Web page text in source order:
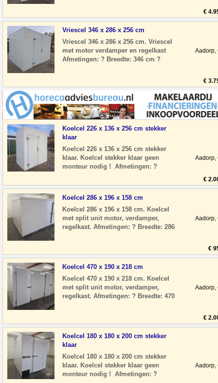
€
Vriescel 346 x 286 x 256 cm
Vriescel 346 x 286 x 256 cm. Vriescel
met motor verdamper en regelkast
Afmetingen: ? Breedte: 346 cm ?
Aadorp,
€
Koelcel 226 x 136 x 256 cm stekker
klaar
Koelcel 226 x 136 x 256 cm stekker
klaar. Koelcel stekker klaar geen
monteur nodig ! Afmetingen: ?
Hoogte: 256 cm
Aadorp,
€
Koelcel 286 x 196 x 158 cm
Koelcel 286 x 196 x 158 cm. Koelcel
met split unit motor, verdamper,
regelkast. Afmetingen: ? Breedte: 286
Aadorp,
€
Koelcel 470 x 190 x 218 cm
Koelcel 470 x 190 x 218 cm. Koelcel
met split unit motor, verdamper,
regelkast. Afmetingen: ? Breedte: 470
Aadorp,
€
Koelcel 180 x 180 x 200 cm stekker
klaar
Koelcel 180 x 180 x 200 cm stekker
klaar. Koelcel stekker klaar geen
monteur nodig ! Afmetingen: ?
Aadorp,